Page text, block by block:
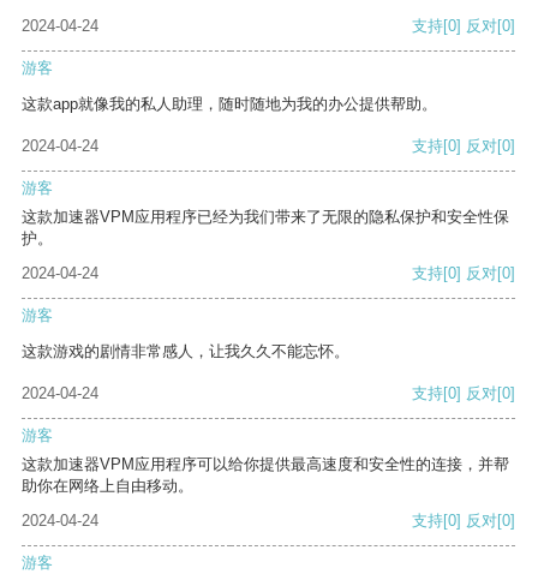
2024-04-24 支持[0] 反对[0]
游客
这款app就像我的私人助理，随时随地为我的办公提供帮助。
2024-04-24 支持[0] 反对[0]
游客
这款加速器VPM应用程序已经为我们带来了无限的隐私保护和安全性保
护。
2024-04-24
支持[0] 反对[0]
游客
这款游戏的剧情非常感人，让我久久不能忘怀。
2024-04-24 支持[0] 反对[0]
游客
这款加速器VPM应用程序可以给你提供最高速度和安全性的连接，并帮
助你在网络上自由移动。
2024-04-24
支持[0] 反对[0]
游客